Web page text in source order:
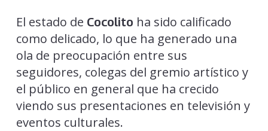
El estado de Cocolito ha sido calificado
como delicado, lo que ha generado una
ola de preocupación entre sus
seguidores, colegas del gremio artístico y
el público en general que ha crecido
viendo sus presentaciones en televisión y
eventos culturales.